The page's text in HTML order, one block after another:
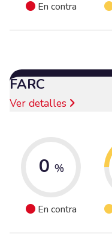
En contra
FARC
Ver detalles
0 %
En contra